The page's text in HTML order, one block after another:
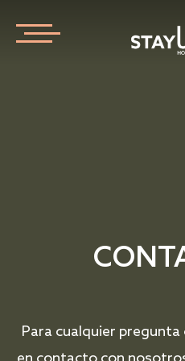
Para cualquier